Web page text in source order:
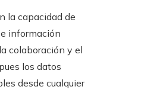
la capacidad de
información
colaboración y el
los datos
desde cualquier